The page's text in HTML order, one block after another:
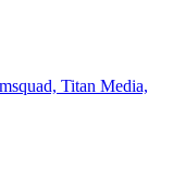
Titan Media,